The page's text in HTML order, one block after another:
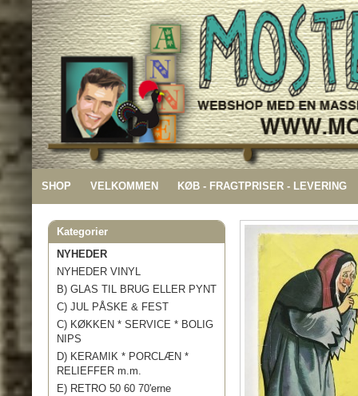
SHOP VELKOMMEN KØB - FRAGTPRISER - LEVERING
Kategorier
NYHEDER
NYHEDER VINYL
B) GLAS TIL BRUG ELLER PYNT
C) JUL PÅSKE & FEST
C) KØKKEN * SERVICE * BOLIG
NIPS
D) KERAMIK * PORCLÆN *
RELIEFFER m.m.
E) RETRO 50 60 70'erne